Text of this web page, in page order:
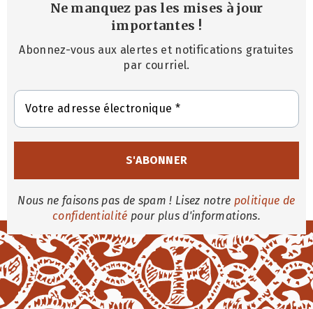
Ne manquez pas les mises à jour
importantes !
Abonnez-vous aux alertes et notifications gratuites
par courriel.
Nous ne faisons pas de spam ! Lisez notre politique de
confidentialité pour plus d'informations.